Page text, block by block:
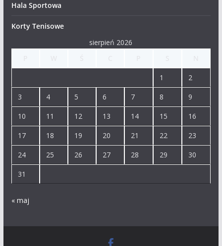
Hala Sportowa
Korty Tenisowe
sierpień 2026
1 2
3 4 5 6 7 8 9
10 11 12 13 14 15 16
17 18 19 20 21 22 23
24 25 26 27 28 29 30
31
« maj